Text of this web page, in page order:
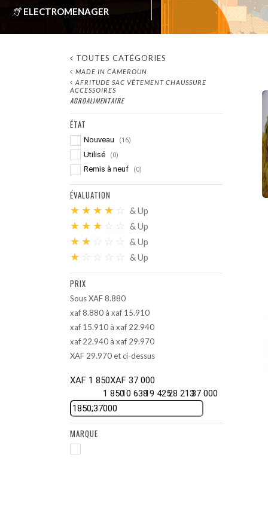
ELECTROMENAGER
Oct 22, 2023
TOUTES CATÉGORIES
MADE IN CAMEROUN
AFRITUDE SAC VÊTEMENT CHAUSSURE
ACCESSOIRES
AGROALIMENTAIRE
ÉTAT
Nouveau (16)
Utilisé (0)
Remis à neuf (0)
ÉVALUATION
★ ★ ★ ★ ☆ & Up
★ ★ ★ ☆ ☆ & Up
★ ★ ☆ ☆ ☆ & Up
★ ☆ ☆ ☆ ☆ & Up
PRIX
Sous XAF 8.880
xaf 8.880 à xaf 15.910
xaf 15.910 à xaf 22.940
xaf 22.940 à xaf 29.970
XAF 29.970 et ci-dessus
XAF 1 850XAF 37 000
1 85010 63819 42528 21337 000
MARQUE